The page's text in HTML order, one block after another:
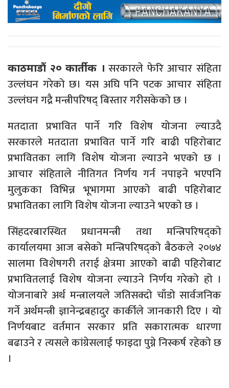
काठमाडौं २० कार्तीक । सरकारले फेरि आचार संहिता
उल्लंघन गरेको छ। यस अघि पनि पटक आचार संहिता
उल्लंघन गद्रै मन्त्रीपरिषद् बिस्तार गरीसकेको छ ।
मतदाता प्रभावित पार्ने गरि विशेष योजना ल्याउदै
सरकारले मतदाता प्रभावित पार्ने गरि बाढी पहिरोबाट
प्रभावितका लागि विशेष योजना ल्याउने भएको छ ।
आचार संहिताले नीतिगत निर्णय गर्न नपाइने भएपनि
मुलुकका विभिन्न भूभागमा आएको बाढी पहिरोबाट
प्रभावितका लागि विशेष योजना ल्याउने भएको छ ।
सिंहदरबारस्थित प्रधानमन्त्री तथा मन्त्रिपरिषद्को
कार्यालयमा आज बसेको मन्त्रिपरिषद्को बैठकले २०७४
सालमा विशेषगरी तराई क्षेत्रमा आएको बाढी पहिरोबाट
प्रभावितलाई विशेष योजना ल्याउने निर्णय गरेको हो ।
योजनाबारे अर्थ मन्त्रालयले जतिसक्दो चाँडो सार्वजनिक
गर्ने अर्थमन्त्री ज्ञानेन्द्रबहादुर कार्कीले जानकारी दिए । यो
निर्णयबाट वर्तमान सरकार प्रति सकारात्मक धारणा
बढाउने र त्यसले कांग्रेसलाई फाइदा पुग्ने निस्कर्ष रहेको छ
।